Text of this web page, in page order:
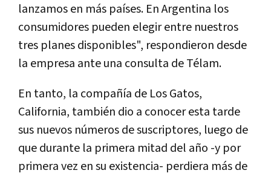
lanzamos en más países. En Argentina los
consumidores pueden elegir entre nuestros
tres planes disponibles", respondieron desde
la empresa ante una consulta de Télam.
En tanto, la compañía de Los Gatos,
California, también dio a conocer esta tarde
sus nuevos números de suscriptores, luego de
que durante la primera mitad del año -y por
primera vez en su existencia- perdiera más de